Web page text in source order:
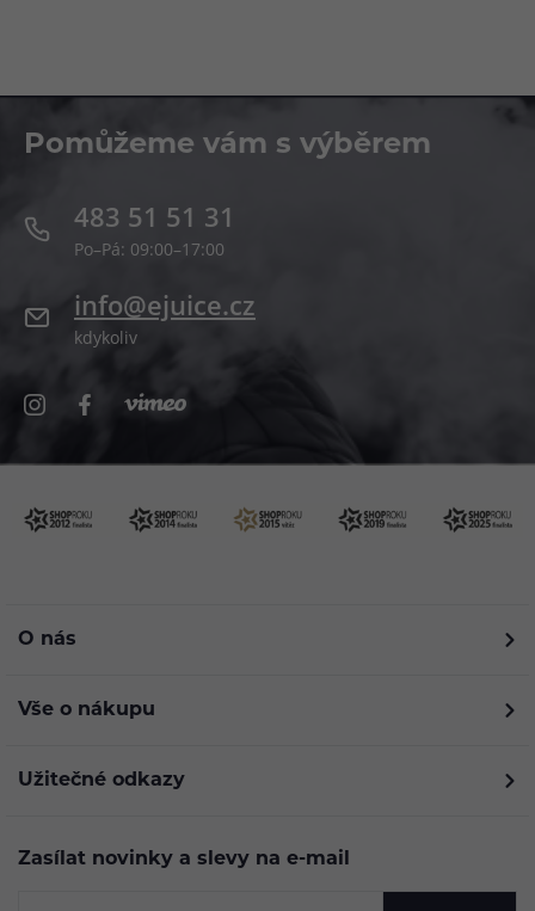
Pomůžeme vám s výběrem
483 51 51 31
Po–Pá: 09:00–17:00
info@ejuice.cz
kdykoliv
O nás
Vše o nákupu
Užitečné odkazy
Zasílat novinky a slevy na e-mail